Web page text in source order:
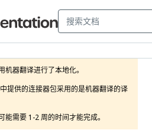
器翻译进行了本地化。
提供的连接器包采用的是机器翻译的译
能需要 1-2 周的时间才能完成。